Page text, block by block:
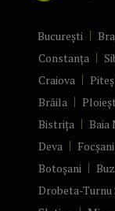
București
Constanța
Craiova
Brăila
Bistrița
Baia
Deva
Focșani
Botoșani
Drobeta-Turnu